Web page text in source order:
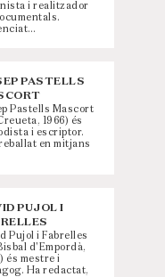
i realitzador
PASTELLS
Pastells Mascort
1966) és
i escriptor.
en mitjans
PUJOL I
Pujol i Fabrelles
d'Empordà,
és mestre i
Ha redactat,